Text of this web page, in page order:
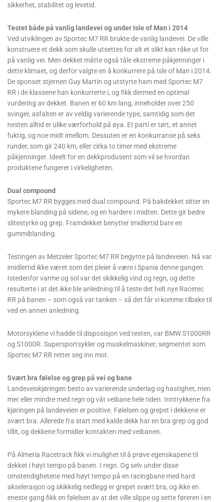
sikkerhet, stabilitet og levetid.
Testet både på vanlig landevei og under Isle of Man i 2014
Ved utviklingen av Sportec M7 RR brukte de vanlig landevei. De ville
konstruere et dekk som skulle utsettes for alt et slikt kan råke ut for
på vanlig vei. Men dekket måtte også tåle ekstreme påkjenninger i
dette klimaet, og derfor valgte en å konkurrere på Isle of Man i 2014.
De sponset stjernen Guy Martin og utstyrte ham med Sportec M7
RR i de klassene han konkurrerte i, og fikk dermed en optimal
vurdering av dekket. Banen er 60 km lang, inneholder over 250
svinger, asfalten er av veldig varierende type, samtidig som det
nesten alltid er ulike værforhold på øya. Et parti er tørt, et annet
fuktig, og noe midt imellom. Dessuten er en konkurranse på seks
runder, som gir 240 km, eller cirka to timer med ekstreme
påkjenninger. Ideelt for en dekkprodusent som vil se hvordan
produktene fungerer i virkeligheten.
Dual compound
Sportec M7 RR bygges med dual compound. På bakdekket sitter en
mykere blanding på sidene, og en hardere i midten. Dette gir bedre
slitestyrke og grep. Framdekket benytter imidlertid bare en
gummiblanding.
Testingen av Metzeler Sportec M7 RR begynte på landeveien. Nå var
imidlertid ikke været som det pleier å være i Spania denne gangen.
Istedenfor varme og sol var det skikkelig vind og regn, og dette
resulterte i at det ikke ble anledning til å teste det helt nye Racetec
RR på banen – som også var tanken – så det får vi komme tilbake til
ved en annen anledning.
Motorsyklene vi hadde til disposisjon ved testen, var BMW S1000RR
og S1000R. Supersportsykler og muskelmaskiner; segmentet som
Sportec M7 RR retter seg inn mot.
Svært bra følelse og grep på vei og bane
Landeveiskjøringen besto av varierende underlag og hastighet, men
mer eller mindre med regn og våt veibane hele tiden. Inntrykkene fra
kjøringen på landeveien er positive. Følelsen og grepet i dekkene er
svært bra. Allerede fra start med kalde dekk har en bra grep og god
tillit, og dekkene formidler kontakten med veibanen.
På Almeria Racetrack fikk vi mulighet til å prøve egenskapene til
dekket i høyt tempo på banen. I regn. Og selv under disse
omstendighetene med høyt tempo på en racingbane med hard
akselerasjon og skikkelig nedlegg er grepet svært bra, og ikke en
eneste gang fikk en følelsen av at det ville slippe og sette føreren i en